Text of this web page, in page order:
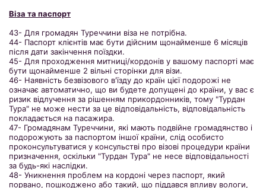
Віза та паспорт
43- Для громадян Туреччини віза не потрібна.
44- Паспорт клієнтів має бути дійсним щонайменше 6 місяців
після дати закінчення поїздки.
45- Для проходження митниці/кордонів у вашому паспорті має
бути щонайменше 2 вільні сторінки для візи.
46- Наявність безвізового в'їзду до країн цієї подорожі не
означає автоматично, що ви будете допущені до країни, у вас є
ризик відлучення за рішенням прикордонників, тому "Турдан
Тура" не може нести за це відповідальність, відповідальність
покладається на пасажира.
47- Громадянам Туреччини, які мають подвійне громадянство і
подорожують за паспортом іншої країни, слід особисто
проконсультуватися у консульстві про візові процедури країни
призначення, оскільки "Турдан Тура" не несе відповідальності
за будь-які наслідки.
48- Уникнення проблем на кордоні через паспорт, який
порвано, пошкоджено або такий, що піддався впливу вологи,